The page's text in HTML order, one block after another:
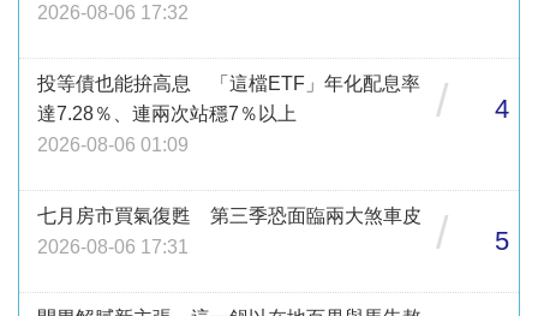
2026-08-06 17:32
投等債也能拚高息 「這檔ETF」年化配息率
達7.28％、連兩次站穩7％以上
2026-08-06 01:09
/ 4
七月房市買氣復甦 第三季恐面臨兩大煞車皮
2026-08-06 17:31
/ 5